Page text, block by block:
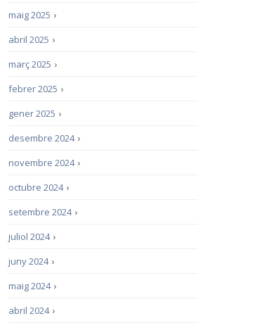
›
maig 2025
›
abril 2025
›
març 2025
›
febrer 2025
›
gener 2025
›
desembre 2024
›
novembre 2024
›
octubre 2024
›
setembre 2024
›
juliol 2024
›
juny 2024
›
maig 2024
›
abril 2024